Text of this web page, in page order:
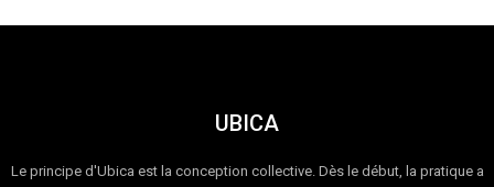
UBICA
Le principe d'Ubica est la conception collective. Dès le début, la pratique a